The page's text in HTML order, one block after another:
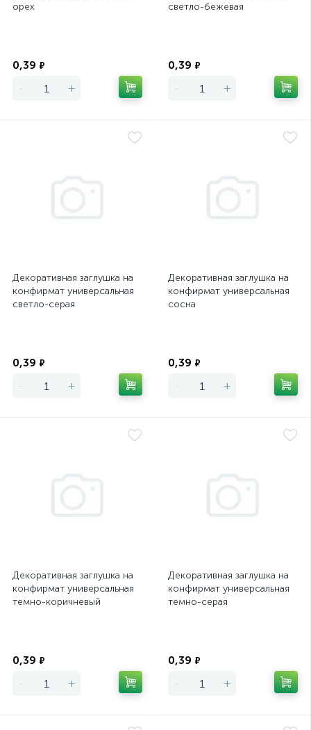
орех
0,39 ₽
- +
светло-бежевая
0,39 ₽
- +
Декоративная заглушка на
конфирмат универсальная
светло-серая
0,39 ₽
- +
Декоративная заглушка на
конфирмат универсальная
сосна
0,39 ₽
- +
Декоративная заглушка на
конфирмат универсальная
темно-коричневый
0,39 ₽
- +
Декоративная заглушка на
конфирмат универсальная
темно-серая
0,39 ₽
- +